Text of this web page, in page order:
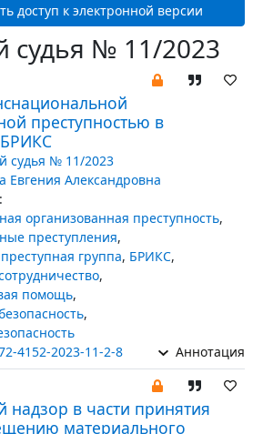
доступ к электронной версии
судья № 11/2023
преступностью в
БРИКС
судья № 11/2023
Евгения Александровна
организованная преступность,
преступления,
группа, БРИКС,
,
помощь,
,
4152-2023-11-2-8 Аннотация
надзор в части принятия
материального